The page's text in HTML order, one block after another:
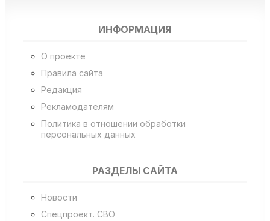
ИНФОРМАЦИЯ
О проекте
Правила сайта
Редакция
Рекламодателям
Политика в отношении обработки
персональных данных
РАЗДЕЛЫ САЙТА
Новости
Спецпроект. СВО